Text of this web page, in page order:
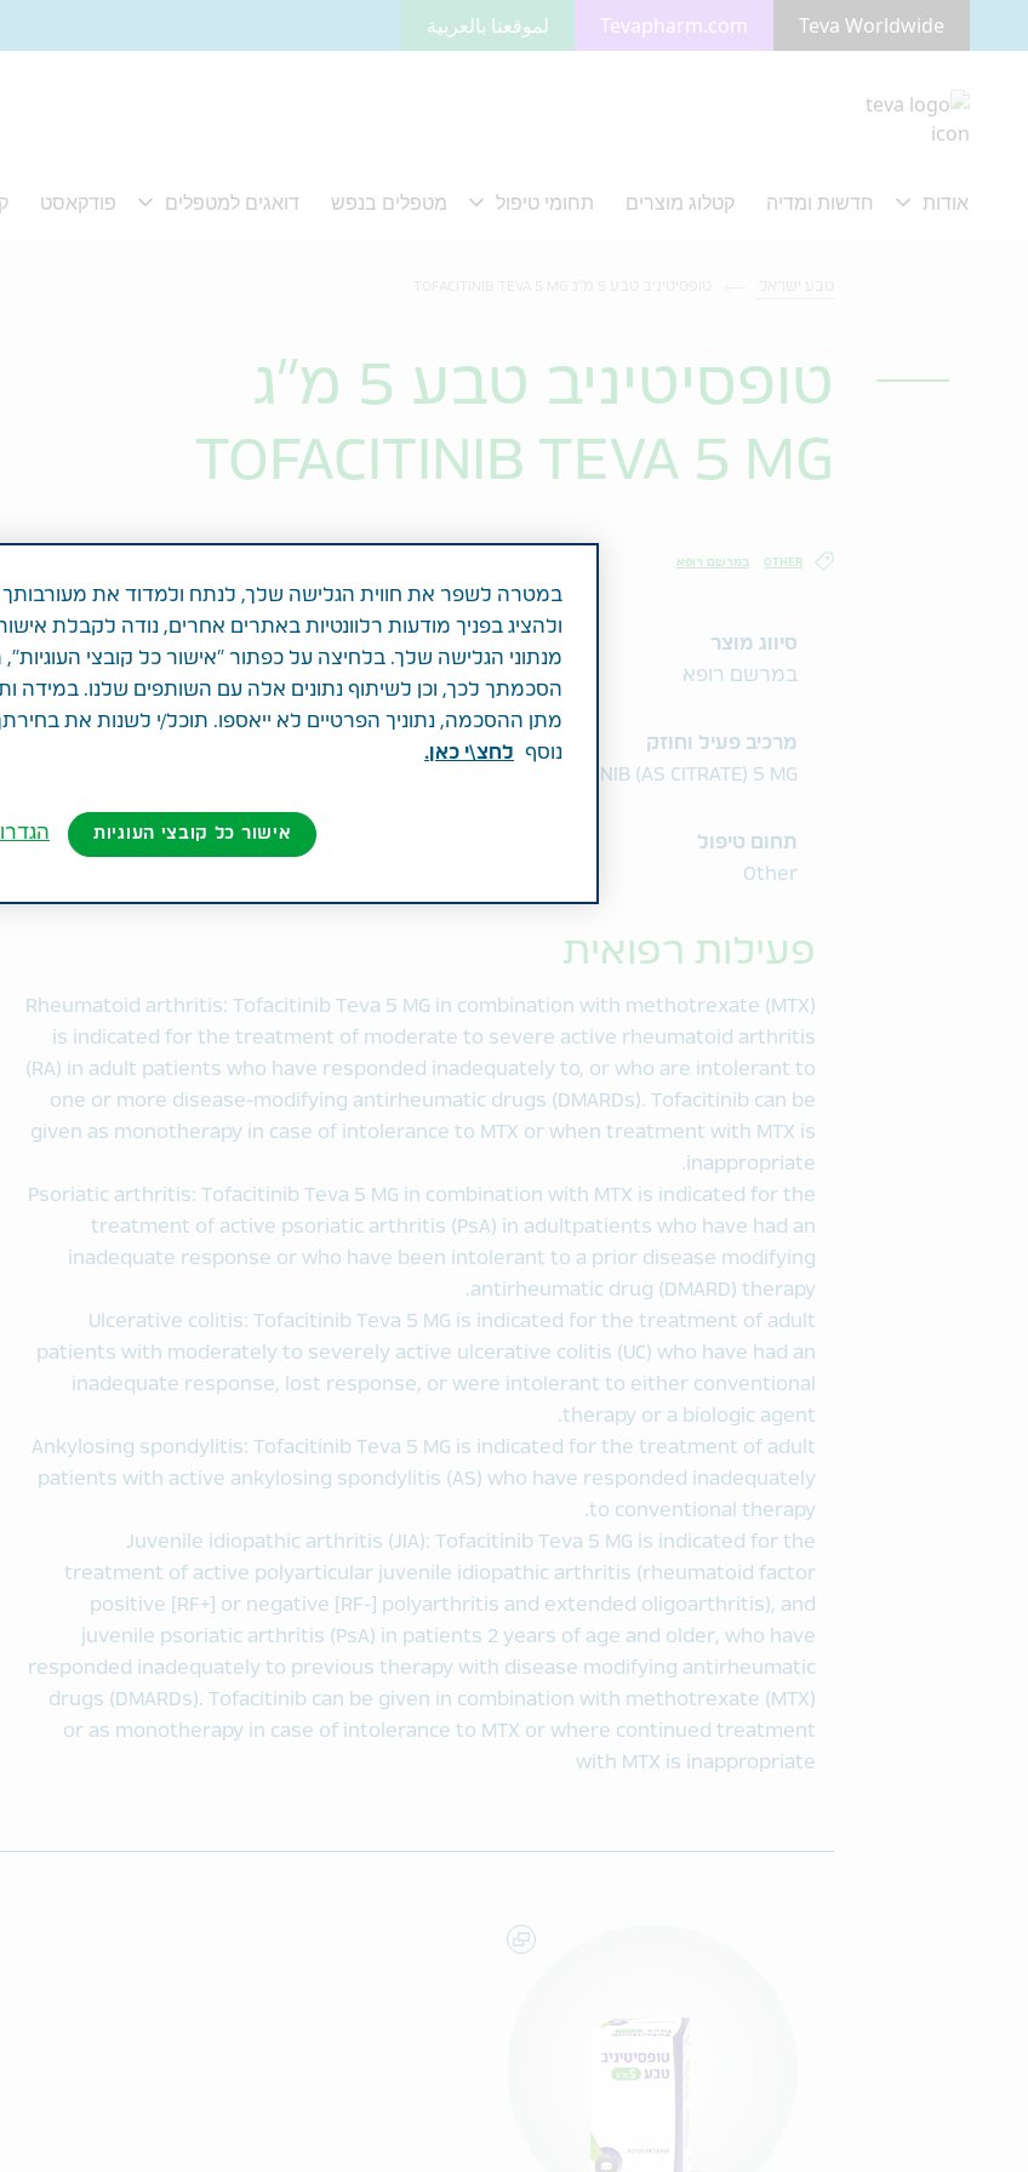
מעבר לתוכן המרכזי
Teva Worldwide
Tevapharm.com لموقعنا بالعربية
טופסיטיניב טבע 5 מ"ג
TOFACITINIB TEVA 5 MG
OTHER במרשם רופא
סיווג מוצר
במרשם רופא
מרכיב פעיל וחוזק
TOFACITINIB (AS CITRATE) 5 MG
תחום טיפול
Other
פעילות רפואית
Rheumatoid arthritis: Tofacitinib Teva 5 MG in combination with methotrexate (MTX)
is indicated for the treatment of moderate to severe active rheumatoid arthritis
(RA) in adult patients who have responded inadequately to, or who are intolerant to
one or more disease-modifying antirheumatic drugs (DMARDs). Tofacitinib can be
given as monotherapy in case of intolerance to MTX or when treatment with MTX is
inappropriate.
Psoriatic arthritis: Tofacitinib Teva 5 MG in combination with MTX is indicated for the
treatment of active psoriatic arthritis (PsA) in adultpatients who have had an
inadequate response or who have been intolerant to a prior disease modifying
antirheumatic drug (DMARD) therapy.
Ulcerative colitis: Tofacitinib Teva 5 MG is indicated for the treatment of adult
patients with moderately to severely active ulcerative colitis (UC) who have had an
inadequate response, lost response, or were intolerant to either conventional
therapy or a biologic agent.
Ankylosing spondylitis: Tofacitinib Teva 5 MG is indicated for the treatment of adult
patients with active ankylosing spondylitis (AS) who have responded inadequately
to conventional therapy.
Juvenile idiopathic arthritis (JIA): Tofacitinib Teva 5 MG is indicated for the
treatment of active polyarticular juvenile idiopathic arthritis (rheumatoid factor
positive [RF+] or negative [RF-] polyarthritis and extended oligoarthritis), and
juvenile psoriatic arthritis (PsA) in patients 2 years of age and older, who have
responded inadequately to previous therapy with disease modifying antirheumatic
drugs (DMARDs). Tofacitinib can be given in combination with methotrexate (MTX)
or as monotherapy in case of intolerance to MTX or where continued treatment
with MTX is inappropriate
במטרה לשפר את חווית הגלישה שלך, לנתח ולמדוד את מעורבותך
ולהציג בפניך מודעות רלוונטיות באתרים אחרים, נודה לקבלת
מנתוני הגלישה שלך. בלחיצה על כפתור "אישור כל קובצי העוגיות",
הסכמתך לכך, וכן לשיתוף נתונים אלה עם השותפים שלנו. במידה
מתן ההסכמה, נתוניך הפרטיים לא ייאספו. תוכל/י לשנות את
נוסף
לחצ\י כאן.
אישור כל קובצי העוגיות